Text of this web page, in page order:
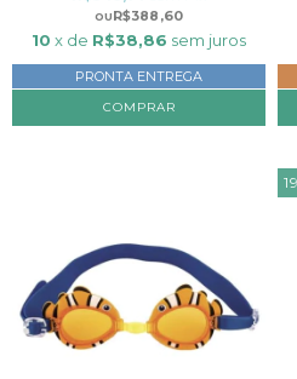
R$388,60
10 x de R$38,86 sem juros
PRONTA ENTREGA
19